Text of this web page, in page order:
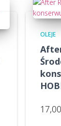
wysokiej
OLEJE
17,00